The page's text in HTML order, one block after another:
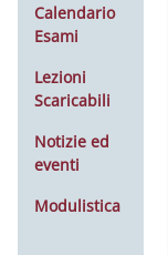
Calendario
Esami
Lezioni
Scaricabili
Notizie ed
eventi
Modulistica